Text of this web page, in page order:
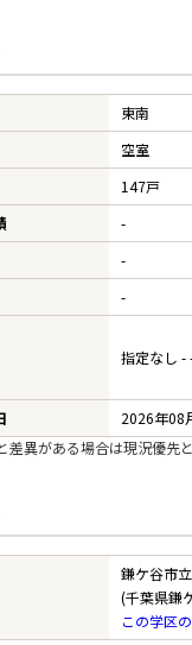
東南
空室
147戸
-
-
-
指定なし -
2026年08
差異がある場合は現況優先
鎌ケ谷市
(千葉県鎌
この学区